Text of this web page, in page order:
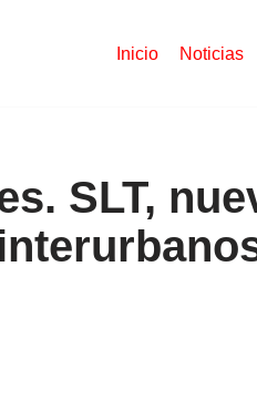
Inicio Noticias
SLT,